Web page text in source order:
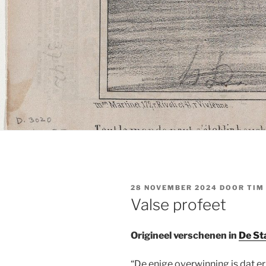
GEPLAATST
OP
28 NOVEMBER 2024 DOOR TIM
Valse profeet
Origineel verschenen in De